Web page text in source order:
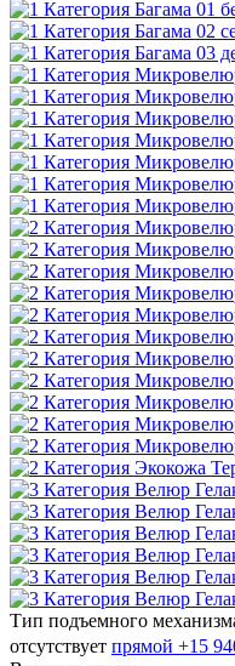
Тип подъемного
отсутствует прямой +15